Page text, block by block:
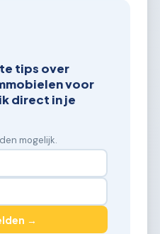
tips over
voor
direct in je
mogelijk.
→